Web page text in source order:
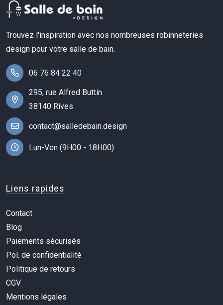
Trouvez l'inspiration avec nos nombreuses robinneteries
design pour votre salle de bain.
06 76 84 22 40
295, rue Alfred Buttin
38140 Rives
contact@salledebain.design
Lun-Ven (9H00 - 18H00)
Liens rapides
Contact
Blog
Paiements sécurisés
Pol. de confidentialité
Politique de retours
CGV
Mentions légales